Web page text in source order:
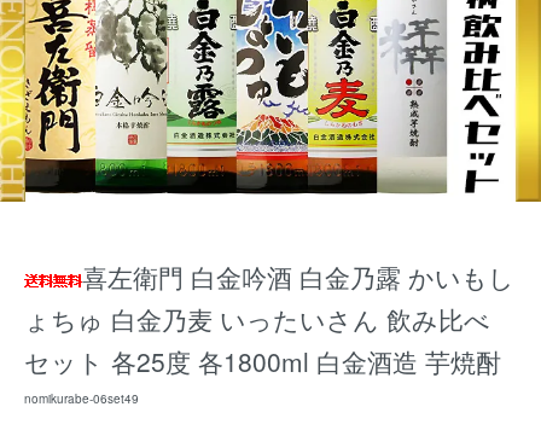
喜左衛門 白金吟酒 白金乃露 かいもし
ょちゅ 白金乃麦 いったいさん 飲み比べ
セット 各25度 各1800ml 白金酒造 芋焼酎
nomikurabe-06set49